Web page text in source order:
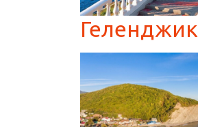
Геленджик